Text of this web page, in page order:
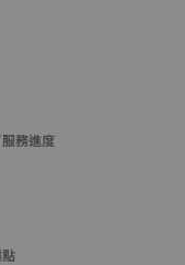
務進度